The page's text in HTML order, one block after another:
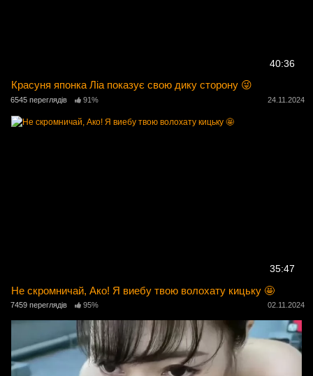
40:36
Красуня японка Ліа показує свою дику сторону 😜
6545 переглядів 91% 24.11.2024
35:47
Не скромничай, Ако! Я виебу твою волохату кицьку 🤩
7459 переглядів 95% 02.11.2024